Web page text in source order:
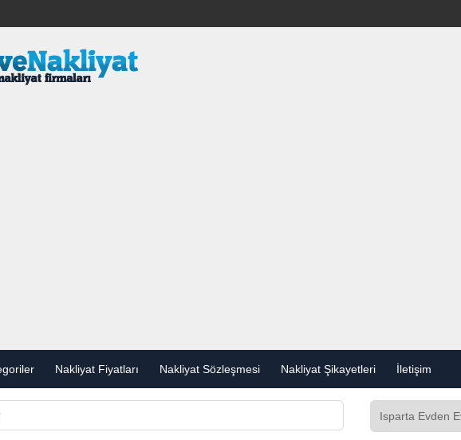
Nakliyat Fiyatları Nakliyat Sözleşmesi Nakliyat Şikayetleri İletişim